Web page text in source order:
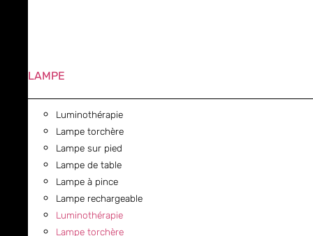
LAMPE
Luminothérapie
Lampe torchère
Lampe sur pied
Lampe de table
Lampe à pince
Lampe rechargeable
Luminothérapie
Lampe torchère